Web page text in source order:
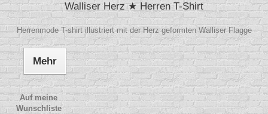
Walliser Herz ★ Herren T-Shirt
Herrenmode T-shirt illustriert mit der Herz geformten Walliser Flagge
Mehr
Auf meine
Wunschliste